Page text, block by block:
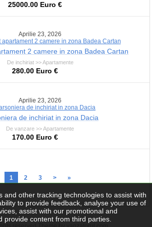
25000.00 Euro €
Aprilie 23, 2026
2 camere in zona Badea Cartan
De inchiriat >> Apartamente
280.00 Euro €
Aprilie 23, 2026
de inchiriat in zona Dacia
De vanzare >> Apartamente
170.00 Euro €
1 2 3 > »
and other tracking technologies to assist with
to provide feedback, analyse your use of
assist with our promotional and
provide content from third parties.